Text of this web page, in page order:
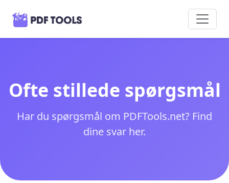
Ofte stillede spørgsmål
Har du spørgsmål om PDFTools.net? Find
dine svar her.